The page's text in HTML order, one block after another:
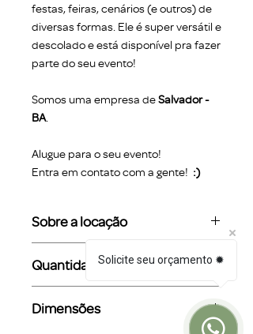
festas, feiras, cenários (e outros) de
diversas formas. Ele é super versátil e
descolado e está disponível pra fazer
parte do seu evento!
Somos uma empresa deSalvador -
BA.
Alugue para o seu evento!
Entra em contato com a gente! :)
Sobre a locação
O valor da locação refere-se ao
período de diária. Trabalhamos
com check-in a partir do dia
anterior ao evento às 14h e
check-out até às 12h do dia
Quantidade em estoque
verifique disponibilidades.
Dimensões
Solicite seu orçamento ✹